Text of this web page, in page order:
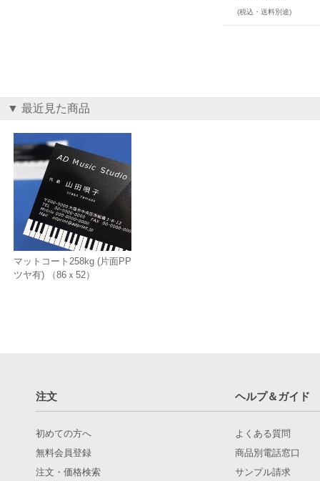
(税込・送料別途)
▼ 最近見た商品
マットコート258kg (片面PP
ツヤ有) （86ｘ52）
注文 ヘルプ＆ガイド
初めての方へ
無料会員登録
注文・価格検索
よくある質問
商品別電話窓口
サンプル請求